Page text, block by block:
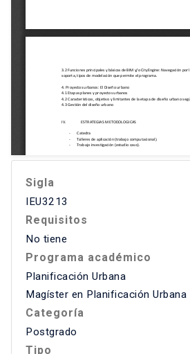
Sigla
IEU3213
Requisitos
No tiene
Programa académico
Planificación Urbana
Magíster en Planificación Urbana
Categoría
Postgrado
Tipo